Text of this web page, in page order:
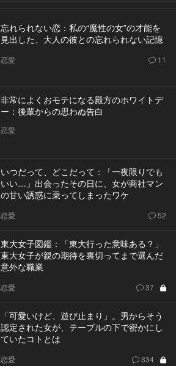
忘れられない恋：私の“魔性の女”の才能を
見出した、大人の彼との忘れられない記憶
恋愛 11
非常によくおモテになる殿方のホワイトデ
ー：後輩からの思わぬ告白
恋愛
いつだって、どこだって：「一夜限りでも
いい…」出会ったその日に、女が商社マン
の甘い誘惑に乗ってしまったワケ
恋愛 52
東大女子図鑑：「東大行った意味ある？」
東大女子が親の期待を裏切ってまで選んだ
意外な職業
恋愛 37
「可愛いけど、遊び止まり」。男からそう
認定された女が、テーブルの下で密かにし
ていたコトとは
恋愛 334